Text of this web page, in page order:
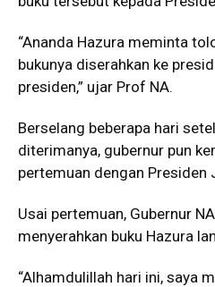
“Ananda Hazura meminta
bukunya diserahkan ke
presiden,” ujar Prof NA.
Berselang beberapa hari
diterimanya, gubernur pun
pertemuan dengan Presiden
Usai pertemuan, Gubernur
menyerahkan buku Hazura
“Alhamdulillah hari ini, saya